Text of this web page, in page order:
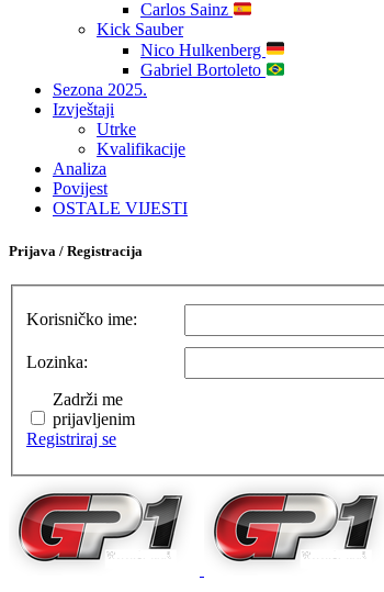
Carlos Sainz
Kick Sauber
Nico Hulkenberg
Gabriel Bortoleto
Sezona 2025.
Izvještaji
Utrke
Kvalifikacije
Analiza
Povijest
OSTALE VIJESTI
Prijava / Registracija
Korisničko ime:
Lozinka:
Zadrži me
prijavljenim
Registriraj se